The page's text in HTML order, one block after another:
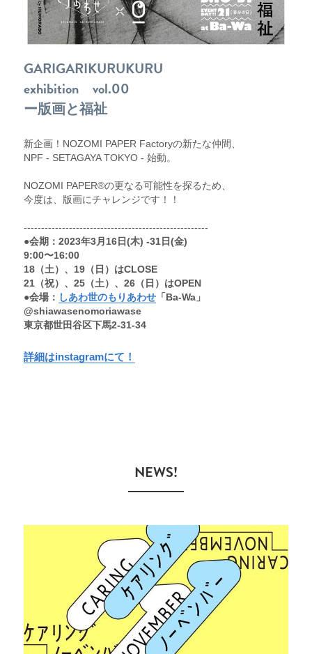
GARIGARIKURUKURU
exhibition　vol.00
ー版画と福祉
新企画！NOZOMI PAPER Factoryの新たな仲間、
NPF - SETAGAYA TOKYO - 始動。
NOZOMI PAPER®︎の更なる可能性を探るため、
今度は、版画にチャレンジです！！
-----------------------------------------------------
●会期：2023年3月16日(木) ‐31日(金)
9:00〜16:00
18（土）、19（日）はCLOSE
21（祝）、25（土）、26（日）はOPEN
●会場： しあわ世のもりあわせ 「Ba-Wa」
@shiawasenomoriawase
東京都世田谷区下馬2-31-34
詳細はinstagramにて！
NEWS!